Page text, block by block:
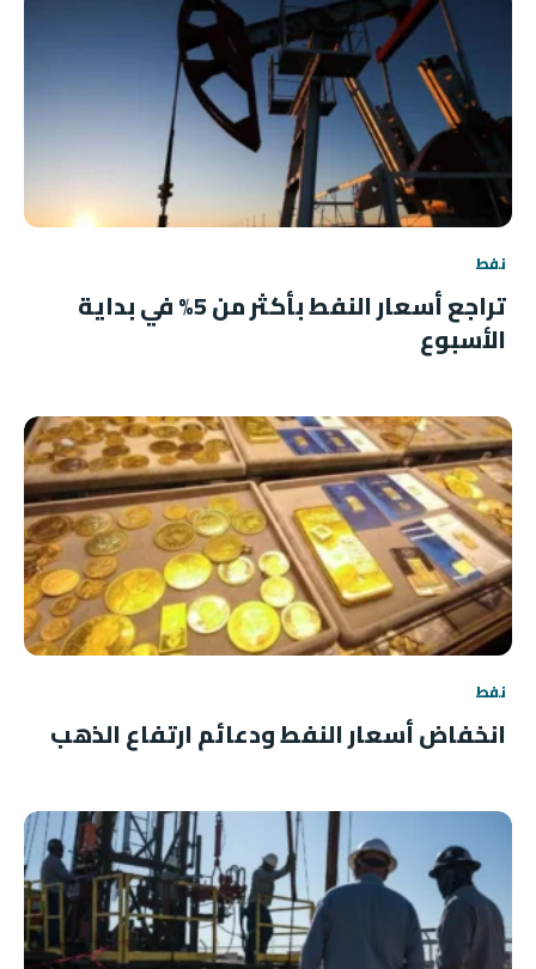
نفط
تراجع أسعار النفط بأكثر من 5% في بداية
الأسبوع
نفط
انخفاض أسعار النفط ودعائم ارتفاع الذهب